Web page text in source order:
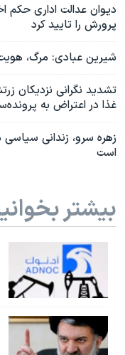
دیوان عدالت اداری
پرورش را تایید کرد
شیرین عبادی: مرگ،
تشدید نگرانی نزدیکان
غذا در اعتراض به
زهره سرو، زندانی
است
بیشتر